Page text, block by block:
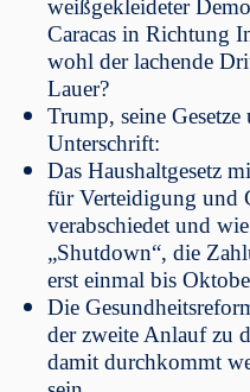
weißgekleideter
Caracas in Richtung
wohl der lachende
Lauer?
Trump, seine
Unterschrift:
Das Haushaltgesetz
für Verteidigung und
verabschiedet und
„Shutdown“, die
erst einmal bis
Die
der zweite Anlauf zu
damit durchkommt